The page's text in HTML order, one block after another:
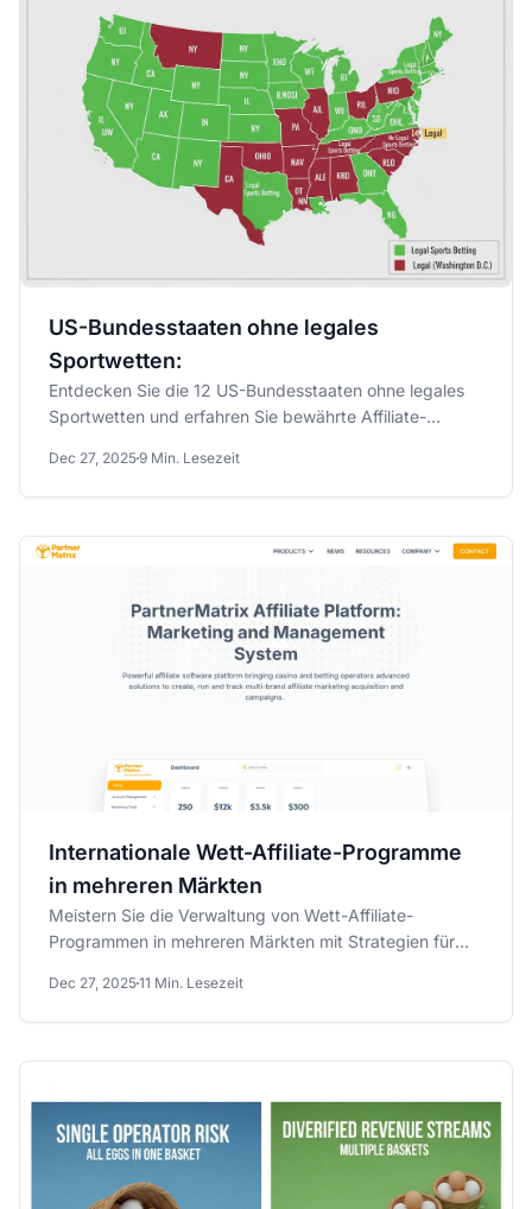
US-Bundesstaaten ohne legales
Sportwetten:
Entdecken Sie die 12 US-Bundesstaaten ohne legales
Sportwetten und erfahren Sie bewährte Affiliate-
Dec 27, 20259 Min. Lesezeit
Internationale Wett-Affiliate-Programme
in mehreren Märkten
Meistern Sie die Verwaltung von Wett-Affiliate-
Programmen in mehreren Märkten mit Strategien für
Dec 27, 202511 Min. Lesezeit